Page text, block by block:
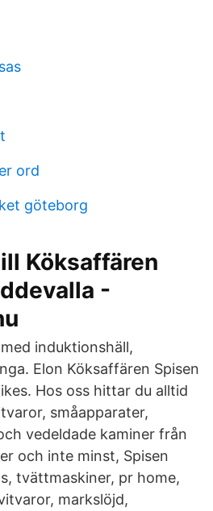
ord
göteborg
Köksaffären
-
induktionshäll,
Elon Köksaffären Spisen
Hos oss hittar du alltid
småapparater,
vedeldade kaminer från
och inte minst, Spisen
tvättmaskiner, pr home,
markslöjd,